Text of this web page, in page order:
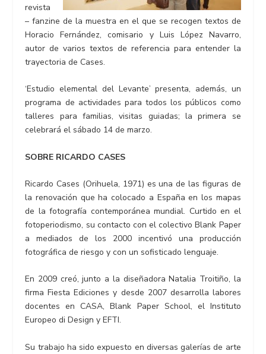
revista
– fanzine de la muestra en el que se recogen textos de
Horacio Fernández, comisario y Luis López Navarro,
autor de varios textos de referencia para entender la
trayectoria de Cases.
‘Estudio elemental del Levante’ presenta, además, un
programa de actividades para todos los públicos como
talleres para familias, visitas guiadas; la primera se
celebrará el sábado 14 de marzo.
SOBRE RICARDO CASES
Ricardo Cases (Orihuela, 1971) es una de las figuras de
la renovación que ha colocado a España en los mapas
de la fotografía contemporánea mundial. Curtido en el
fotoperiodismo, su contacto con el colectivo Blank Paper
a mediados de los 2000 incentivó una producción
fotográfica de riesgo y con un sofisticado lenguaje.
En 2009 creó, junto a la diseñadora Natalia Troitiño, la
firma Fiesta Ediciones y desde 2007 desarrolla labores
docentes en CASA, Blank Paper School, el Instituto
Europeo di Design y EFTI.
Su trabajo ha sido expuesto en diversas galerías de arte